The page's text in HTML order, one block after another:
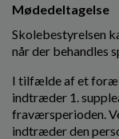
Mødedeltagelse
Skolebestyrelsen
når der behandles
I tilfælde af et
indtræder 1.
fraværsperioden.
indtræder den